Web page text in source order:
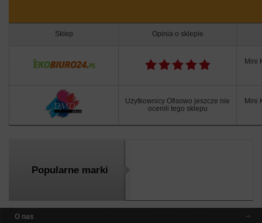
Sklep Opinia o sklepie
Mini
Użytkownicy Ofisowo jeszcze nie
ocenili tego sklepu
Mini
Popularne marki
O nas